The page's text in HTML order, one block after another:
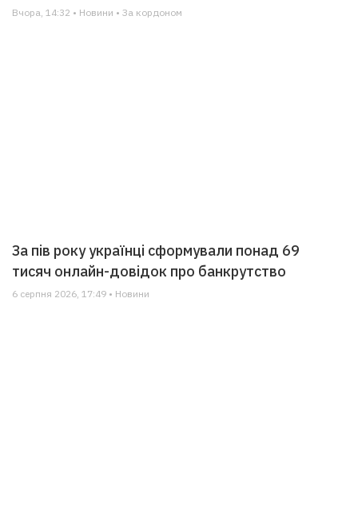
Вчора, 14:32 • Новини • За кордоном
За пів року українці сформували понад 69
тисяч онлайн-довідок про банкрутство
6 серпня 2026, 17:49 • Новини